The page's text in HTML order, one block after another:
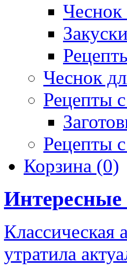
Чеснок
Рецепты
Рецепты
Корзина (0)
Классическая
утратила